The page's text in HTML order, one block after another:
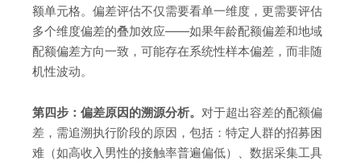
额单元格。偏差评估不仅需要看单一维度，更需要评估
多个维度偏差的叠加效应——如果年龄配额偏差和地域
配额偏差方向一致，可能存在系统性样本偏差，而非随
机性波动。
第四步：偏差原因的溯源分析。 对于超出容差的配额偏
差，需追溯执行阶段的原因，包括：特定人群的招募困
难（如高收入男性的接触率普遍偏低）、数据采集工具